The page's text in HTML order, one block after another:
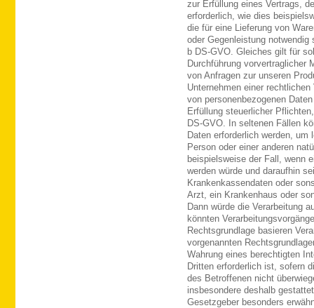
zur Erfüllung eines Vertrags,
erforderlich, wie dies
die für eine Lieferung von
oder Gegenleistung
b DS-GVO. Gleiches gilt für
Durchführung vorvertraglicher
von Anfragen zur unseren
Unternehmen einer
von personenbezogenen
Erfüllung steuerlicher
DS-GVO. In seltenen Fällen
Daten erforderlich werden,
Person oder einer anderen
beispielsweise der Fall, wenn
werden würde und daraufhin
Krankenkassendaten oder
Arzt, ein Krankenhaus oder
Dann würde die Verarbeitung
könnten
Rechtsgrundlage basieren
vorgenannten
Wahrung eines berechtigten
Dritten erforderlich ist, sofern
des Betroffenen nicht
insbesondere deshalb
Gesetzgeber besonders